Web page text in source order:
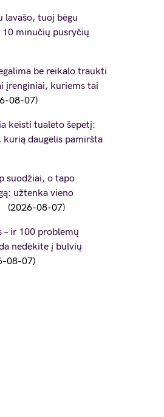
lavašo, tuoj bėgu
minučių pusryčių
be reikalo traukti
įrenginiai, kuriems tai
08-07
keisti tualeto šepetį:
kurią daugelis pamiršta
suodžiai, o tapo
užtenka vieno
2026-08-07
– ir 100 problemų
nedėkite į bulvių
08-07